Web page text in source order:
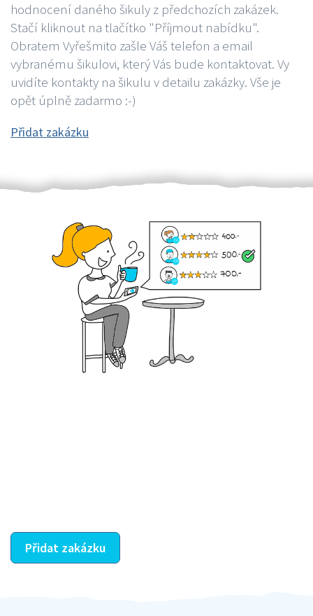
hodnocení daného šikuly z předchozích zakázek.
Stačí kliknout na tlačítko "Příjmout nabídku".
Obratem Vyřešmito zašle Váš telefon a email
vybranému šikulovi, který Vás bude kontaktovat. Vy
uvidíte kontakty na šikulu v detailu zakázky. Vše je
opět úplně zadarmo :-)
Přidat zakázku
Přidat zakázku